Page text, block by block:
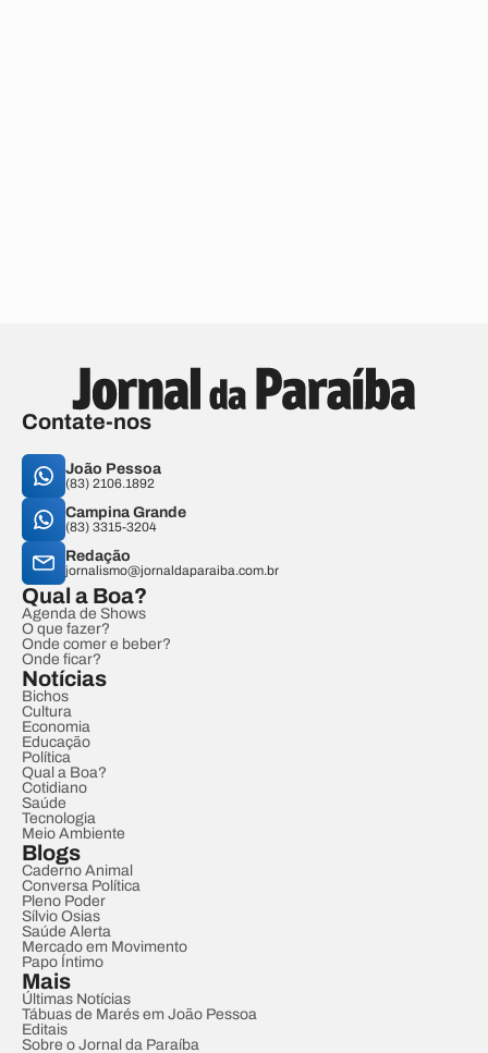
Contate-nos
João Pessoa
(83) 2106.1892
Campina Grande
(83) 3315-3204
Redação
jornalismo@jornaldaparaiba.com.br
Qual a Boa?
Agenda de Shows
O que fazer?
Onde comer e beber?
Onde ficar?
Notícias
Bichos
Cultura
Economia
Educação
Política
Qual a Boa?
Cotidiano
Saúde
Tecnologia
Meio Ambiente
Blogs
Caderno Animal
Conversa Política
Pleno Poder
Sílvio Osias
Saúde Alerta
Mercado em Movimento
Papo Íntimo
Mais
Últimas Notícias
Tábuas de Marés em João Pessoa
Editais
Sobre o Jornal da Paraíba